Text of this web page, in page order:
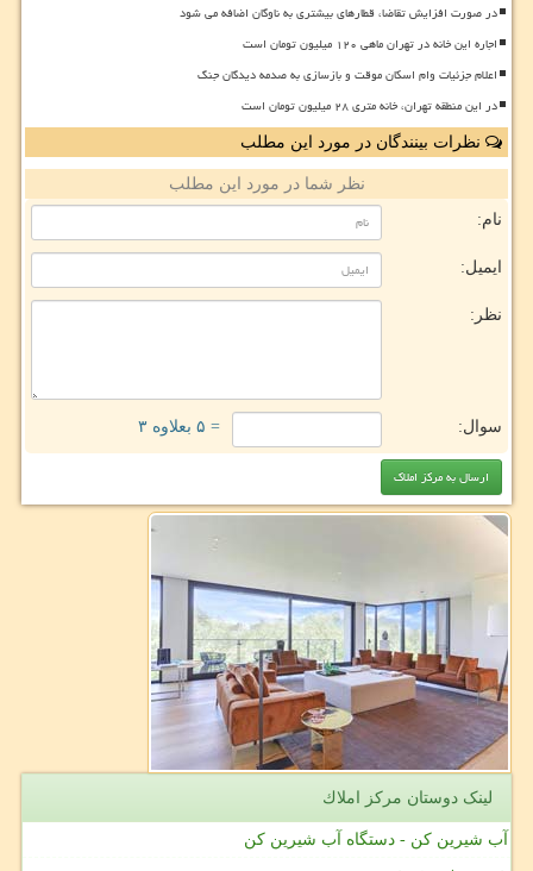
در صورت افزایش تقاضا، قطارهای بیشتری به ناوگان اضافه می شود
اجاره این خانه در تهران ماهی ۱۲۰ میلیون تومان است
اعلام جزئیات وام اسکان موقت و بازسازی به صدمه دیدگان جنگ
در این منطقه تهران، خانه متری ۲۸ میلیون تومان است
نظرات بینندگان در مورد این مطلب
نظر شما در مورد این مطلب
نام:
ایمیل:
نظر:
سوال: = ۵ بعلاوه ۳
لینک دوستان مركز املاك
آب شیرین کن - دستگاه آب شیرین کن